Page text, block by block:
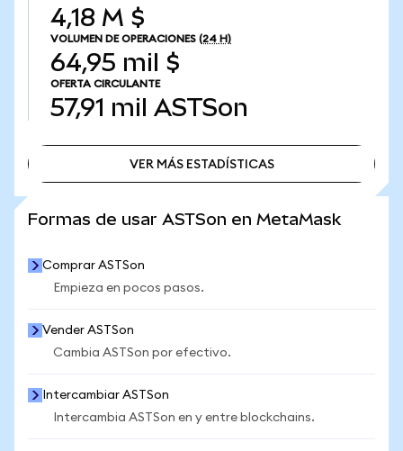
4,18 M $
VOLUMEN DE OPERACIONES (24 H)
64,95 mil $
OFERTA CIRCULANTE
57,91 mil ASTSon
VER MÁS ESTADÍSTICAS
Formas de usar ASTSon en MetaMask
Comprar ASTSon
Empieza en pocos pasos.
Vender ASTSon
Cambia ASTSon por efectivo.
Intercambiar ASTSon
Intercambia ASTSon en y entre blockchains.